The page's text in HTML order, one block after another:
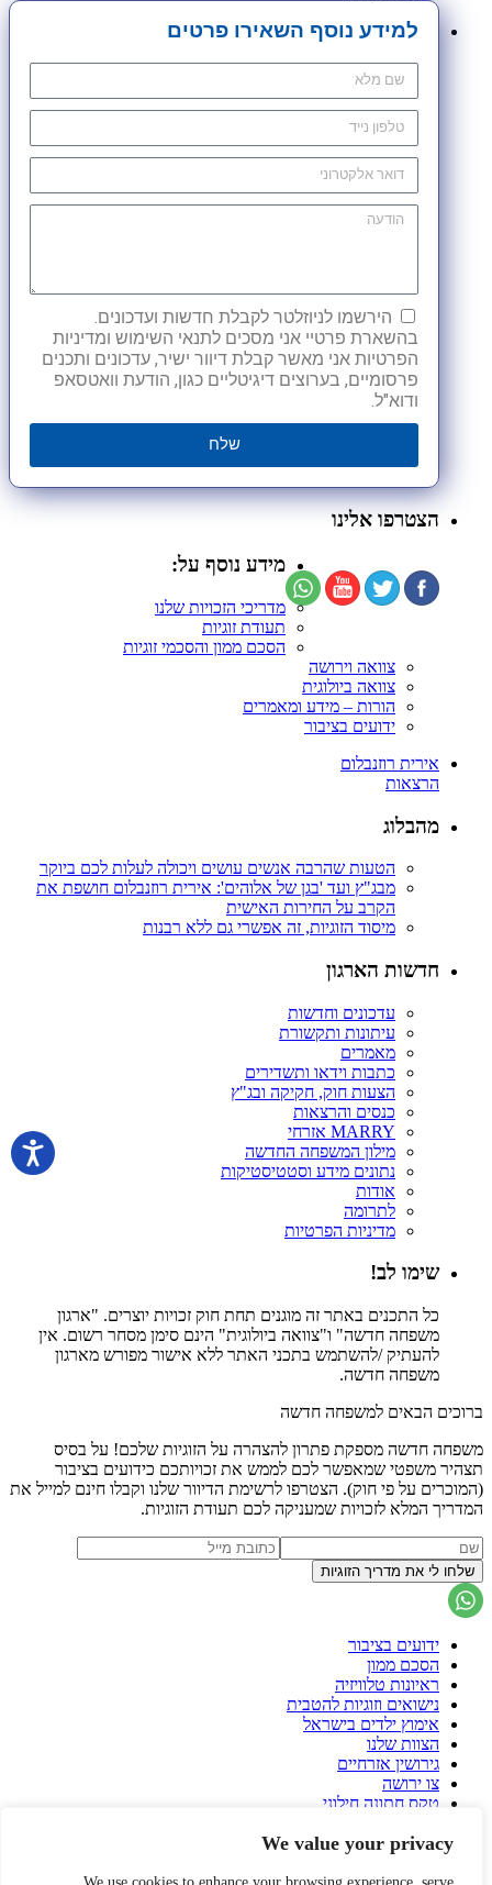
We value your privacy
למידע נוסף השאירו פרטים
הירשמו לניוזלטר לקבלת חדשות ועדכונים.
בהשארת פרטיי אני מסכים לתנאי השימוש ומדיניות
הפרטיות אני מאשר קבלת דיוור ישיר, עדכונים ותכנים
פרסומיים, בערוצים דיגיטליים כגון, הודעת וואטסאפ
ודוא"ל.
שלח
הצטרפו אלינו
מידע נוסף על:
מדריכי הזכויות שלנו
תעודת זוגיות
הסכם ממון והסכמי זוגיות
צוואה וירושה
צוואה ביולוגית
הורות – מידע ומאמרים
ידועים בציבור
אירית רוזנבלום
הרצאות
מהבלוג
הטעות שהרבה אנשים עושים ויכולה לעלות לכם ביוקר
מבג"ץ ועד 'בגן של אלוהים': אירית רוזנבלום חושפת את
הקרב על החירות האישית
מיסוד הזוגיות, זה אפשרי גם ללא רבנות
חדשות הארגון
עדכונים וחדשות
עיתונות ותקשורת
מאמרים
כתבות וידאו ותשדירים
הצעות חוק, חקיקה ובג"ץ
כנסים והרצאות
MARRY אזרחי
מילון המשפחה החדשה
נתונים מידע וסטטיסטיקות
אודות
לתרומה
מדיניות הפרטיות
שימו לב!
כל התכנים באתר זה מוגנים תחת חוק זכויות יוצרים. "ארגון
משפחה חדשה" ו"צוואה ביולוגית" הינם סימן מסחר רשום. אין
להעתיק /להשתמש בתכני האתר ללא אישור מפורש מארגון
משפחה חדשה.
ברוכים הבאים למשפחה חדשה
משפחה חדשה מספקת פתרון להצהרה על הזוגיות שלכם! על בסיס
תצהיר משפטי שמאפשר לכם לממש את זכויותכם כידועים בציבור
(המוכרים על פי חוק). הצטרפו לרשימת הדיוור שלנו וקבלו חינם למייל את
המדריך המלא לזכויות שמעניקה לכם תעודת הזוגיות.
ידועים בציבור
הסכם ממון
ראיונות טלוויזיה
נישואים וזוגיות להטבית
אימוץ ילדים בישראל
הצוות שלנו
גירושין אזרחיים
צו ירושה
טקס חתונה חילוני
פונדקאות בישראל